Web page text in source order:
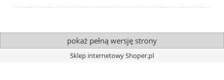
pokaż pełną wersję strony
Sklep internetowy Shoper.pl